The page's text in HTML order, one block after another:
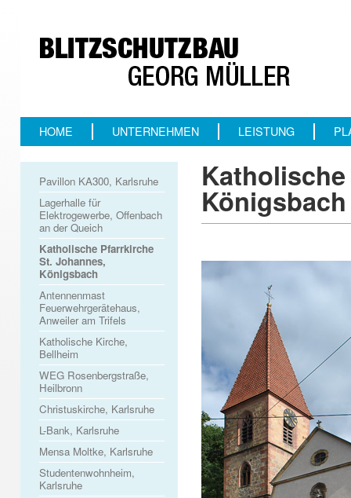
HOME UNTERNEHMEN LEISTUNG
Pavillon KA300, Karlsruhe
Lagerhalle für
Elektrogewerbe, Offenbach
an der Queich
Katholische Pfarrkirche
St. Johannes,
Königsbach
Antennenmast
Feuerwehrgerätehaus,
Anweiler am Trifels
Katholische Kirche,
Bellheim
WEG Rosenbergstraße,
Heilbronn
Christuskirche, Karlsruhe
L-Bank, Karlsruhe
Mensa Moltke, Karlsruhe
Studentenwohnheim,
Karlsruhe
Königsbach